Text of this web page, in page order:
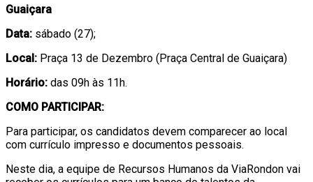
Guaiçara
Data: sábado (27);
Local: Praça 13 de Dezembro (Praça Central de Guaiçara)
Horário: das 09h às 11h.
COMO PARTICIPAR:
Para participar, os candidatos devem comparecer ao local
com currículo impresso e documentos pessoais.
Neste dia, a equipe de Recursos Humanos da ViaRondon vai